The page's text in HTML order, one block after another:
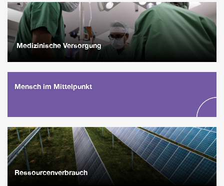
Medizinische Versorgung
Mensch im Mittelpunkt
Ressourcenverbrauch